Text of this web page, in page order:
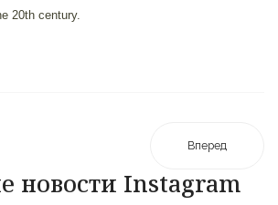
20th century.
Вперед
новости Instagram